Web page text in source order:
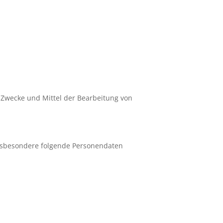
und Mittel der Bearbeitung von
folgende Personendaten